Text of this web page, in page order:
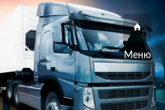
Меню